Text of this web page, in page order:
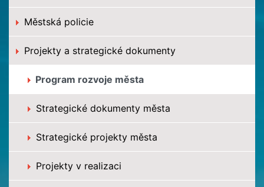
Městská policie
Projekty a strategické dokumenty
Program rozvoje města
Strategické dokumenty města
Strategické projekty města
Projekty v realizaci